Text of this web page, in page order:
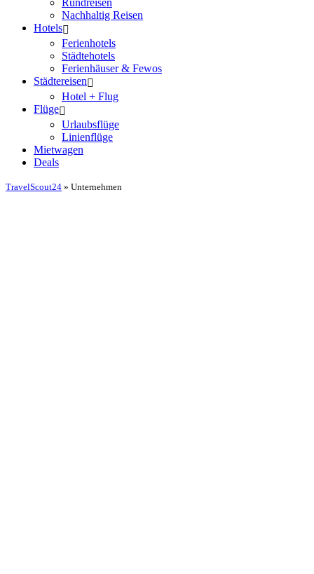
Rundreisen
Nachhaltig Reisen
Hotels
Ferienhotels
Städtehotels
Ferienhäuser & Fewos
Städtereisen
Hotel + Flug
Flüge
Urlaubsflüge
Linienflüge
Mietwagen
Deals
TravelScout24 » Unternehmen